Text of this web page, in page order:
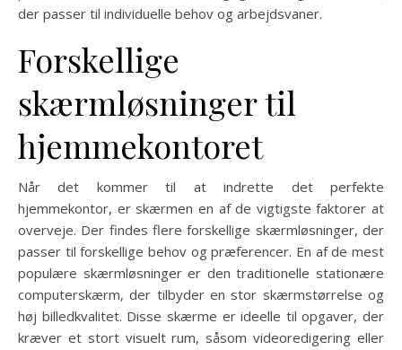
der passer til individuelle behov og arbejdsvaner.
Forskellige
skærmløsninger til
hjemmekontoret
Når det kommer til at indrette det perfekte
hjemmekontor, er skærmen en af de vigtigste faktorer at
overveje. Der findes flere forskellige skærmløsninger, der
passer til forskellige behov og præferencer. En af de mest
populære skærmløsninger er den traditionelle stationære
computerskærm, der tilbyder en stor skærmstørrelse og
høj billedkvalitet. Disse skærme er ideelle til opgaver, der
kræver et stort visuelt rum, såsom videoredigering eller